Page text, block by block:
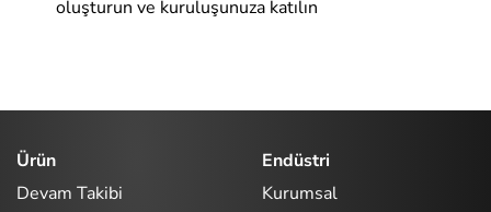
oluşturun ve kuruluşunuza katılın
Ürün
Devam Takibi
Endüstri
Kurumsal